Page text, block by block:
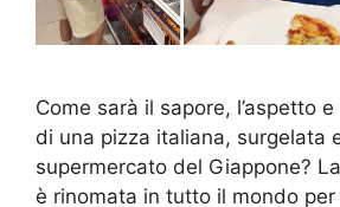
Come sarà il sapore, l’aspetto
di una pizza italiana, surgelata
supermercato del Giappone?
è rinomata in tutto il mondo